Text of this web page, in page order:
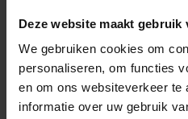
Deze website maakt gebruik
We gebruiken cookies om
personaliseren, om functies
en om ons websiteverkeer te
informatie over uw gebruik
Programma